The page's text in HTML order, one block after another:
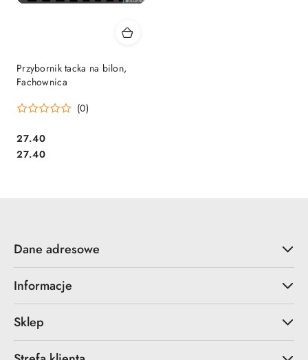
Przybornik tacka na bilon,
Fachownica
(0)
Cena:
27.40
Cena:
27.40
Dane adresowe
Informacje
Sklep